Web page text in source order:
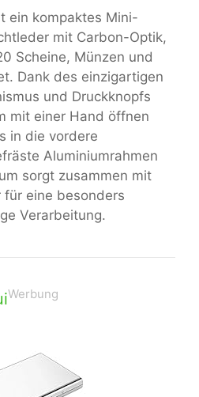
ein kompaktes Mini-
mit Carbon-Optik,
Scheine, Münzen und
Dank des einzigartigen
und Druckknopfs
mit einer Hand öffnen
in die vordere
Aluminiumrahmen
sorgt zusammen mit
eine besonders
Verarbeitung.
Werbung